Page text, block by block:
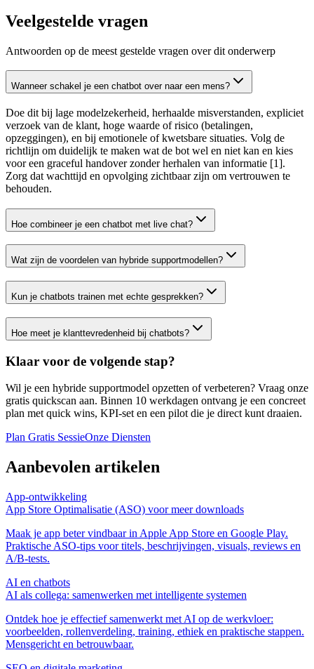
Veelgestelde vragen
Antwoorden op de meest gestelde vragen over dit onderwerp
Wanneer schakel je een chatbot over naar een mens?
Doe dit bij lage modelzekerheid, herhaalde misverstanden, expliciet
verzoek van de klant, hoge waarde of risico (betalingen,
opzeggingen), en bij emotionele of kwetsbare situaties. Volg de
richtlijn om duidelijk te maken wat de bot wel en niet kan en kies
voor een graceful handover zonder herhalen van informatie [1].
Zorg dat wachttijd en opvolging zichtbaar zijn om vertrouwen te
behouden.
Hoe combineer je een chatbot met live chat?
Wat zijn de voordelen van hybride supportmodellen?
Kun je chatbots trainen met echte gesprekken?
Hoe meet je klanttevredenheid bij chatbots?
Klaar voor de volgende stap?
Wil je een hybride supportmodel opzetten of verbeteren? Vraag onze
gratis quickscan aan. Binnen 10 werkdagen ontvang je een concreet
plan met quick wins, KPI‑set en een pilot die je direct kunt draaien.
Plan Gratis SessieOnze Diensten
Aanbevolen artikelen
App‑ontwikkeling
App Store Optimalisatie (ASO) voor meer downloads
Maak je app beter vindbaar in Apple App Store en Google Play.
Praktische ASO‑tips voor titels, beschrijvingen, visuals, reviews en
A/B‑tests.
AI en chatbots
AI als collega: samenwerken met intelligente systemen
Ontdek hoe je effectief samenwerkt met AI op de werkvloer:
voorbeelden, rollenverdeling, training, ethiek en praktische stappen.
Mensgericht en betrouwbaar.